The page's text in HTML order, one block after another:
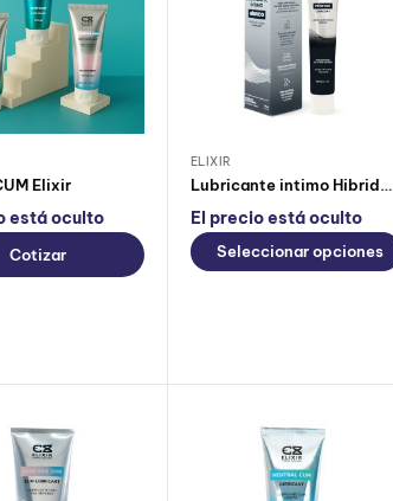
Elixir
está oculto
Cotizar
ELIXIR
Lubricante intimo Hibrido Elixir
El precio está oculto
Seleccionar opciones